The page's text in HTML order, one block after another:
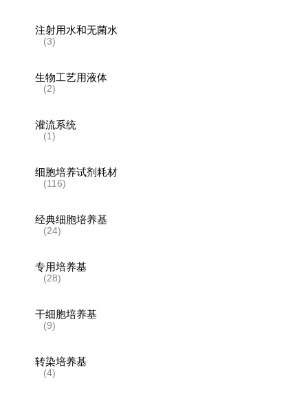
注射用水和无菌水
(3)
生物工艺用液体
(2)
灌流系统
(1)
细胞培养试剂耗材
(116)
经典细胞培养基
(24)
专用培养基
(28)
干细胞培养基
(9)
转染培养基
(4)